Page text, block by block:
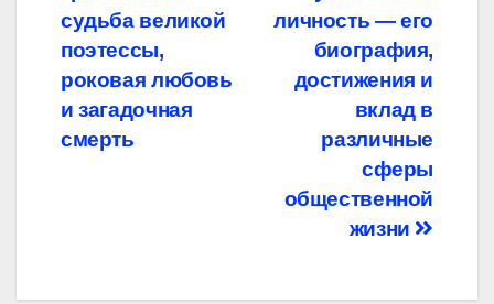
записям
личность — его
биография,
достижения и
вклад в
различные
сферы
общественной
жизни
судьба великой
поэтессы,
роковая любовь
и загадочная
смерть